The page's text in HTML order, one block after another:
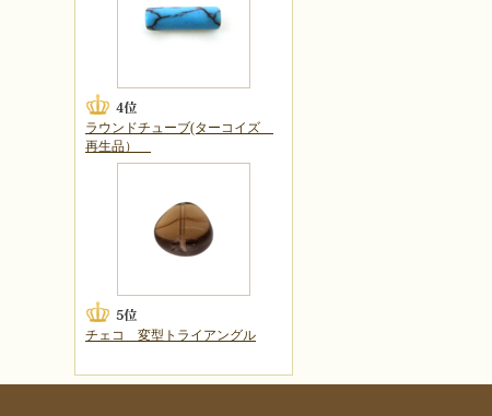
ラウンドチューブ(ターコイズ
再生品）
チェコ 変型トライアングル